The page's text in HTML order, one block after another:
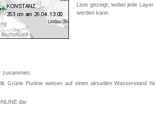
Liste gezeigt, wobei jede
werden kann.
Grüne Punkte weisen auf einen aktuellen Wasserstand
dar.